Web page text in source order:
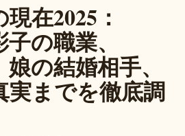
在2025：
の職業、
の結婚相手、
実までを徹底調